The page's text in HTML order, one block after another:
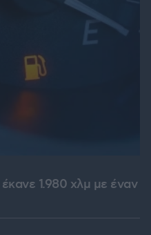
1.980 χλμ με έναν